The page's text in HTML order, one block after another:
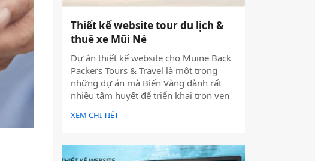
Thiết kế website tour du lịch &
thuê xe Mũi Né
Dự án thiết kế website cho Muine Back
Packers Tours & Travel là một trong
những dự án mà Biển Vàng dành rất
nhiều tâm huyết để triển khai trọn vẹn
cả về giao diện, trải nghiệm người dùng
và hiệu quả vận hành thực tế.
XEM CHI TIẾT